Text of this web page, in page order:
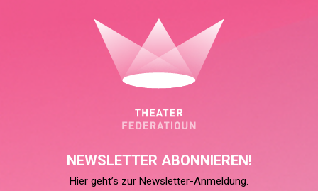
NEWSLETTER ABONNIEREN!
Hier geht’s zur Newsletter-Anmeldung.